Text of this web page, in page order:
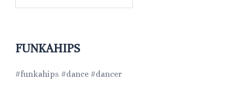
FUNKAHIPS
#funkahips #dance #dancer